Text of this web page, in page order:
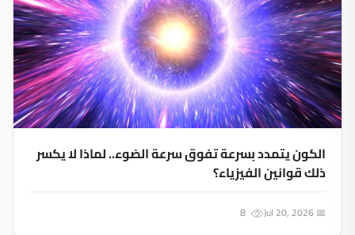
الكون يتمدد بسرعة تفوق سرعة الضوء.. لماذا لا يكسر
ذلك قوانين الفيزياء؟
📅 Jul 20, 2026